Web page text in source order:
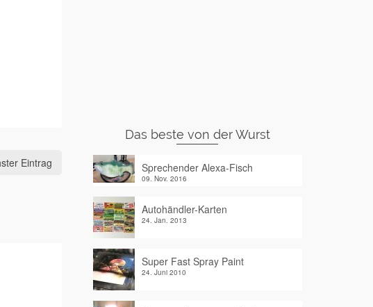
Eintrag
Das beste von der Wurst
Sprechender Alexa-Fisch
09. Nov. 2016
Autohändler-Karten
24. Jan. 2013
Super Fast Spray Paint
24. Juni 2010